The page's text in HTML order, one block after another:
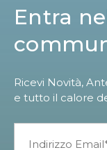
Entra
Ricevi Novità,
e tutto il calore